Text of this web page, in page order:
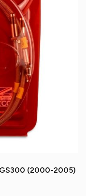
Przewody hamulcowe HEL Lexus GS300 (2000-2005)